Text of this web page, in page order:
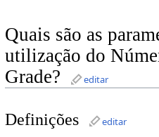
Quais são as
utilização do
Grade?
editar
Definições editar